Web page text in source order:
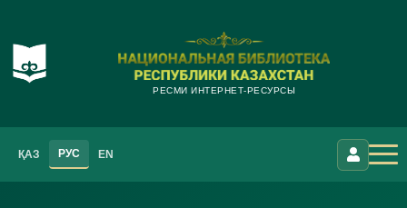
РЕСМИ ИНТЕРНЕТ-РЕСУРСЫ
ҚАЗ РУС EN